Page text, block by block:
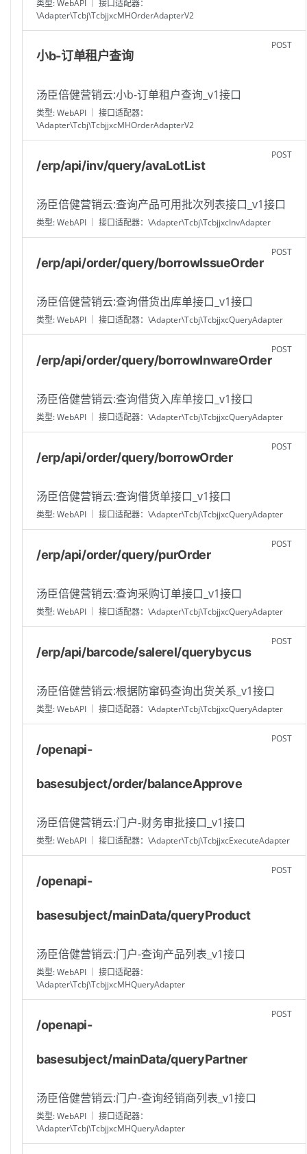
类型: WebAPI ｜ 接口适配器：
\Adapter\Tcbj\TcbjjxcMHOrderAdapterV2
小b-订单租户查询
POST
汤臣倍健营销云:小b-订单租户查询_v1接口
类型: WebAPI ｜ 接口适配器：
\Adapter\Tcbj\TcbjjxcMHOrderAdapterV2
/erp/api/inv/query/avaLotList
POST
汤臣倍健营销云:查询产品可用批次列表接口_v1接口
类型: WebAPI ｜ 接口适配器：\Adapter\Tcbj\TcbjjxcInvAdapter
/erp/api/order/query/borrowIssueOrder
POST
汤臣倍健营销云:查询借货出库单接口_v1接口
类型: WebAPI ｜ 接口适配器：\Adapter\Tcbj\TcbjjxcQueryAdapter
/erp/api/order/query/borrowInwareOrder
POST
汤臣倍健营销云:查询借货入库单接口_v1接口
类型: WebAPI ｜ 接口适配器：\Adapter\Tcbj\TcbjjxcQueryAdapter
/erp/api/order/query/borrowOrder
POST
汤臣倍健营销云:查询借货单接口_v1接口
类型: WebAPI ｜ 接口适配器：\Adapter\Tcbj\TcbjjxcQueryAdapter
/erp/api/order/query/purOrder
POST
汤臣倍健营销云:查询采购订单接口_v1接口
类型: WebAPI ｜ 接口适配器：\Adapter\Tcbj\TcbjjxcQueryAdapter
/erp/api/barcode/salerel/querybycus
POST
汤臣倍健营销云:根据防窜码查询出货关系_v1接口
类型: WebAPI ｜ 接口适配器：\Adapter\Tcbj\TcbjjxcQueryAdapter
/openapi-
basesubject/order/balanceApprove
POST
汤臣倍健营销云:门户-财务审批接口_v1接口
类型: WebAPI ｜ 接口适配器：\Adapter\Tcbj\TcbjjxcExecuteAdapter
/openapi-
basesubject/mainData/queryProduct
POST
汤臣倍健营销云:门户-查询产品列表_v1接口
类型: WebAPI ｜ 接口适配器：
\Adapter\Tcbj\TcbjjxcMHQueryAdapter
/openapi-
basesubject/mainData/queryPartner
POST
汤臣倍健营销云:门户-查询经销商列表_v1接口
类型: WebAPI ｜ 接口适配器：
\Adapter\Tcbj\TcbjjxcMHQueryAdapter